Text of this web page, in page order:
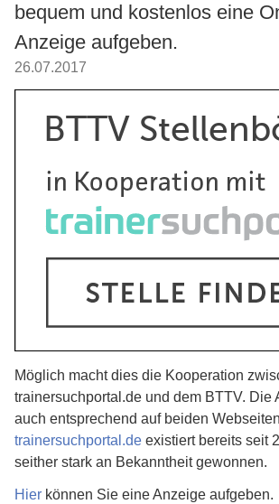
bequem und kostenlos eine
Anzeige aufgeben.
26.07.2017
Möglich macht dies die Kooperation
trainersuchportal.de und dem BTTV. Die
auch entsprechend auf beiden
trainersuchportal.de existiert bereits seit
seither stark an Bekanntheit gewonnen.
Hier können Sie eine Anzeige aufgeben.